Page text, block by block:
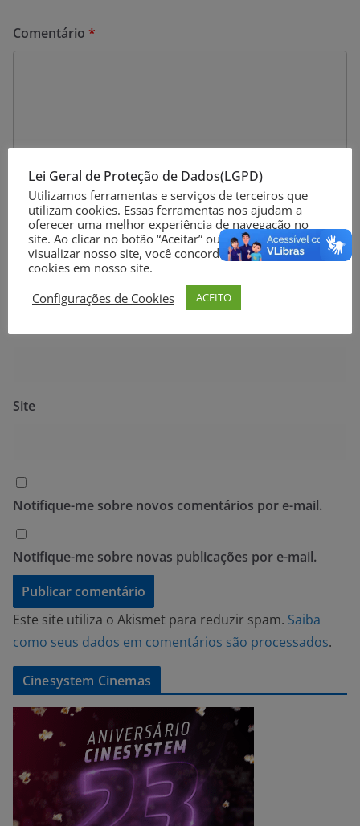
Comentário *
Nome*
Site
Notifique-me sobre novos comentários por e-mail.
Notifique-me sobre novas publicações por e-mail.
Este site utiliza o Akismet para reduzir spam. Saiba
como seus dados em comentários são processados.
Cinesystem Cinemas
Lei Geral de Proteção de Dados(LGPD)
Utilizamos ferramentas e serviços de terceiros que
utilizam cookies. Essas ferramentas nos ajudam a
oferecer uma melhor experiência de navegação no
site. Ao clicar no botão “Aceitar” ou continuar a
visualizar nosso site, você concorda com o uso de
cookies em nosso site.
Configurações de Cookies
ACEITO